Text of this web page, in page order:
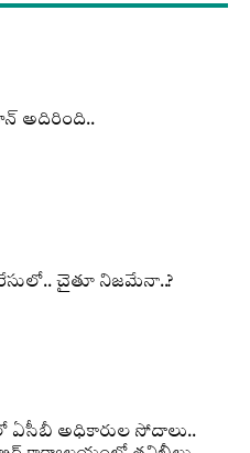
అదిరింది..
చైతూ నిజమేనా..?
ఏసీబీ అధికారుల సోదాలు..